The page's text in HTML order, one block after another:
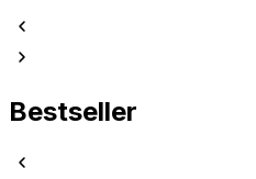
Bestseller